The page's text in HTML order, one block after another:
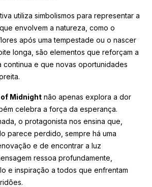
utiliza simbolismos para representar a
envolvem a natureza, como o
após uma tempestade ou o nascer
longa, são elementos que reforçam a
continua e que novas oportunidades
Midnight não apenas explora a dor
celebra a força da esperança.
o protagonista nos ensina que,
parece perdido, sempre há uma
e de encontrar a luz
ressoa profundamente,
e inspiração a todos que enfrentam